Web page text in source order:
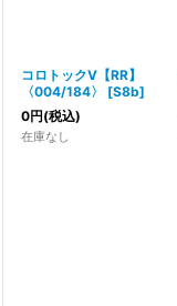
コロトックV【RR】
〈004/184〉
[S8b]
0円(税込)
在庫なし